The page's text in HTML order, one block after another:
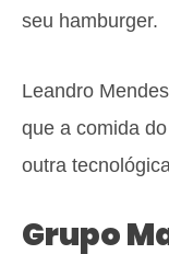
seu hamburger.
Leandro
que a comida
outra
Grupo